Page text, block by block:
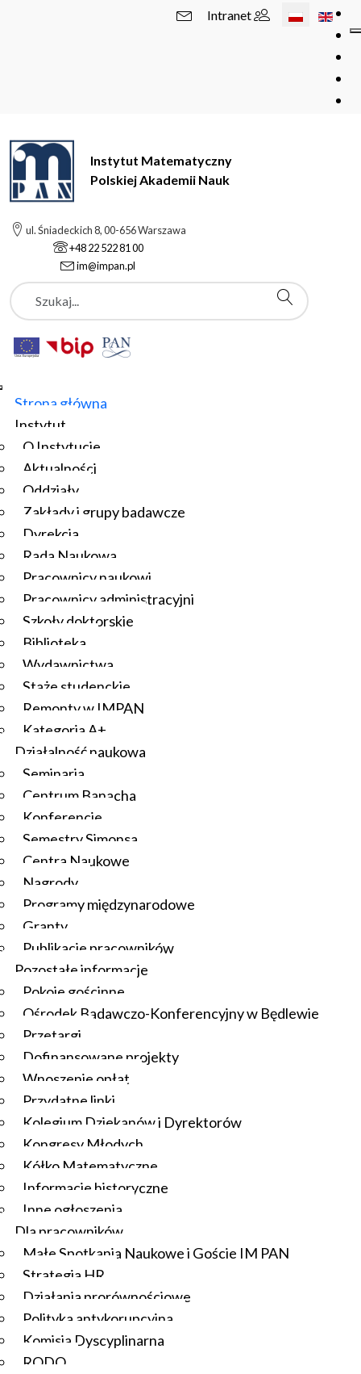
Wybierz swój
Intranet
Instytut Matematyczny
Polskiej Akademii Nauk
ul. Śniadeckich 8, 00-656 Warszawa
+48 22 522 81 00
im@impan.pl
Szukaj
Strona główna
Instytut
O Instytucie
Aktualności
Oddziały
Zakłady i grupy badawcze
Dyrekcja
Rada Naukowa
Pracownicy naukowi
Pracownicy administracyjni
Szkoły doktorskie
Biblioteka
Wydawnictwa
Staże studenckie
Remonty w IMPAN
Kategoria A+
Działalność naukowa
Seminaria
Centrum Banacha
Konferencje
Semestry Simonsa
Centra Naukowe
Nagrody
Programy międzynarodowe
Granty
Publikacje pracowników
Pozostałe informacje
Pokoje gościnne
Ośrodek Badawczo-Konferencyjny w Będlewie
Przetargi
Dofinansowane projekty
Wnoszenie opłat
Przydatne linki
Kolegium Dziekanów i Dyrektorów
Kongresy Młodych
Kółko Matematyczne
Informacje historyczne
Inne ogłoszenia
Dla pracowników
Małe Spotkania Naukowe i Goście IM PAN
Strategia HR
Działania prorównościowe
Polityka antykorupcyjna
Komisja Dyscyplinarna
RODO